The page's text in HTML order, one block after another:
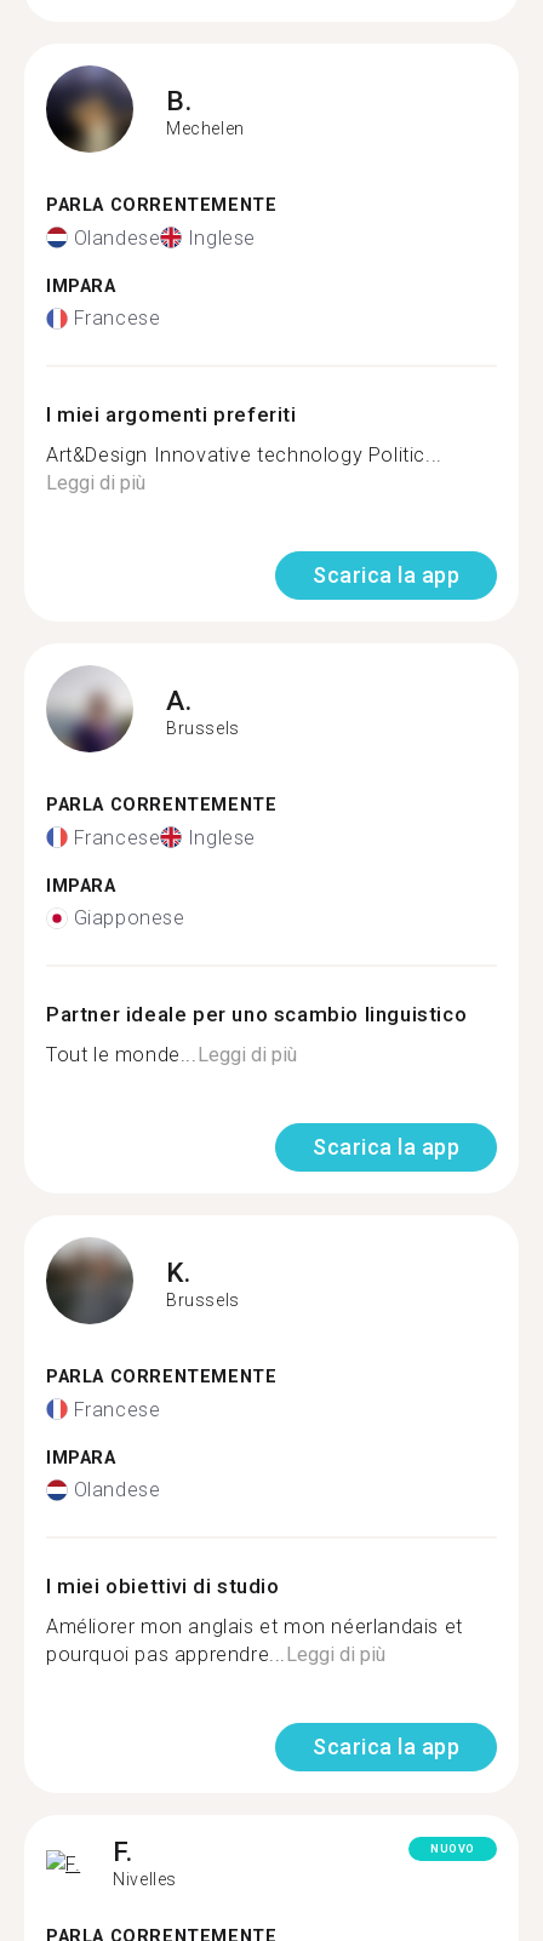
B.
Mechelen
PARLA CORRENTEMENTE
Olandese Inglese
IMPARA
Francese
I miei argomenti preferiti
Art&Design Innovative technology Politic...
Leggi di più
Scarica la app
A.
Brussels
PARLA CORRENTEMENTE
Francese Inglese
IMPARA
Giapponese
Partner ideale per uno scambio linguistico
Tout le monde...Leggi di più
Scarica la app
K.
Brussels
PARLA CORRENTEMENTE
Francese
IMPARA
Olandese
I miei obiettivi di studio
Améliorer mon anglais et mon néerlandais et
pourquoi pas apprendre...Leggi di più
Scarica la app
F.
Nivelles
NUOVO
PARLA CORRENTEMENTE